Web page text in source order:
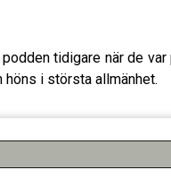
tidigare när de
i största allmänhet.